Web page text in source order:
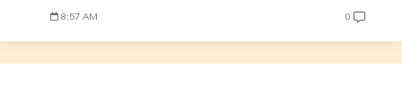
8:57 AM 0